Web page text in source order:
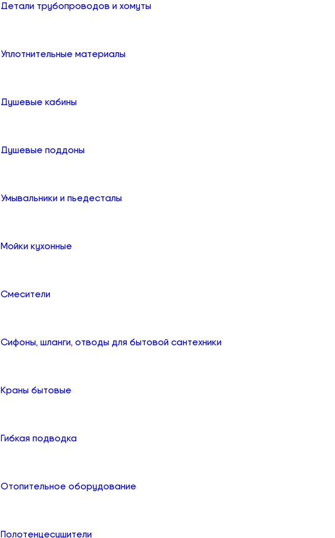
Детали трубопроводов и хомуты
Уплотнительные материалы
Душевые кабины
Душевые поддоны
Умывальники и пьедесталы
Мойки кухонные
Смесители
Сифоны, шланги, отводы для бытовой сантехники
Краны бытовые
Гибкая подводка
Отопительное оборудование
Полотенцесушители